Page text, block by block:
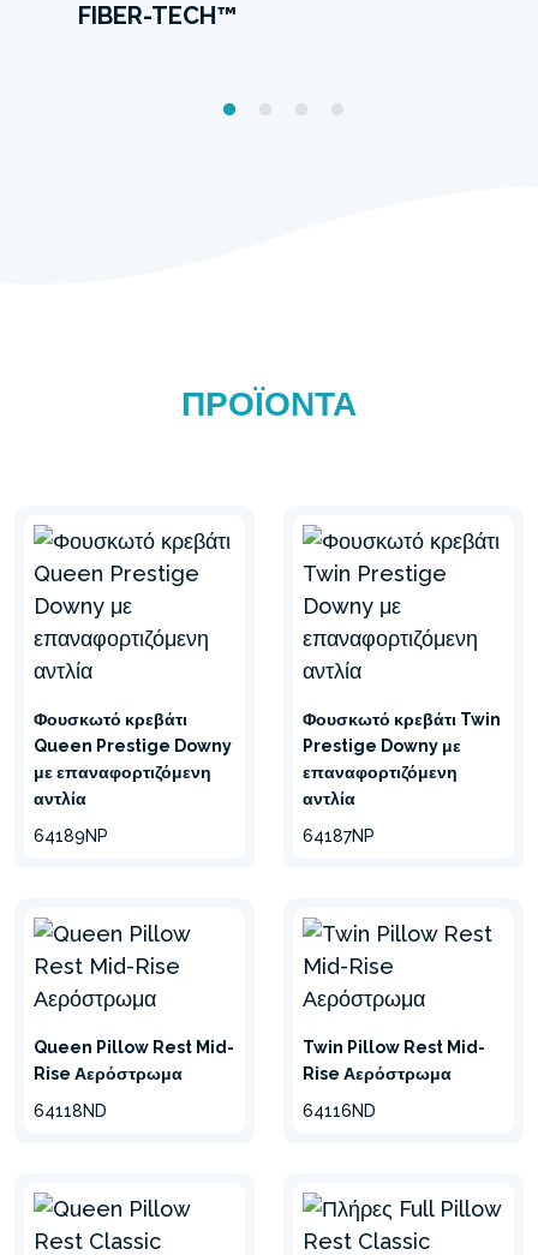
FIBER-TECH™
ΠΡΟΪΌΝΤΑ
Φουσκωτό κρεβάτι
Queen Prestige Downy
με επαναφορτιζόμενη
αντλία
64189NP
Φουσκωτό κρεβάτι Twin
Prestige Downy με
επαναφορτιζόμενη
αντλία
64187NP
Queen Pillow Rest Mid-
Rise Αερόστρωμα
64118ND
Twin Pillow Rest Mid-
Rise Αερόστρωμα
64116ND